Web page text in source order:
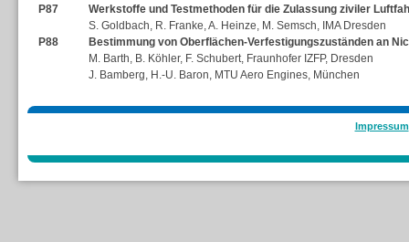
P87
Werkstoffe und Testmethoden für die Zulassung ziviler
S. Goldbach, R. Franke, A. Heinze, M. Semsch, IMA Dresden
P88
Bestimmung von Oberflächen-Verfestigungszuständen an
M. Barth, B. Köhler, F. Schubert, Fraunhofer IZFP, Dresden
J. Bamberg, H.-U. Baron, MTU Aero Engines, München
Impressum